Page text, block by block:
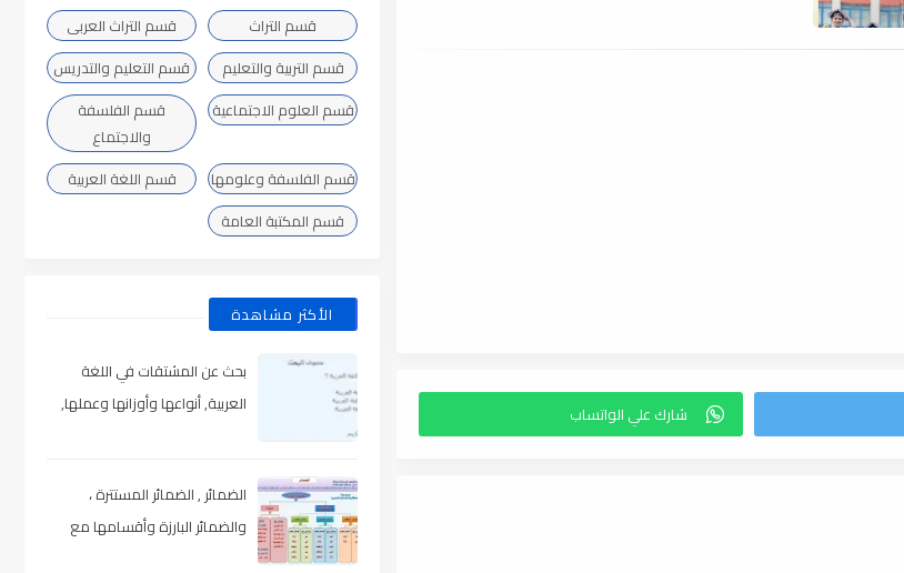
قسم التراث
قسم التراث العربى
قسم التربية والتعليم
قسم التعليم والتدريس
قسم العلوم الاجتماعية
قسم الفلسفة
والاجتماع
قسم الفلسفة وعلومها
قسم اللغة العربية
قسم المكتبة العامة
الأكثر مشاهدة
بحث عن المشتقات في اللغة
العربية, أنواعها وأوزانها وعملها,
الضمائر , الضمائر المستترة ،
والضمائر البارزة وأقسامها مع